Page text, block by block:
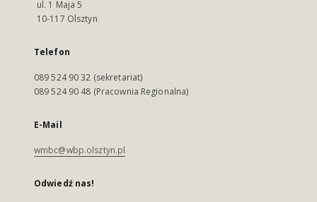
ul. 1 Maja 5
10-117 Olsztyn
Telefon
089 524 90 32 (sekretariat)
089 524 90 48 (Pracownia Regionalna)
E-Mail
wmbc@wbp.olsztyn.pl
Odwiedź nas!